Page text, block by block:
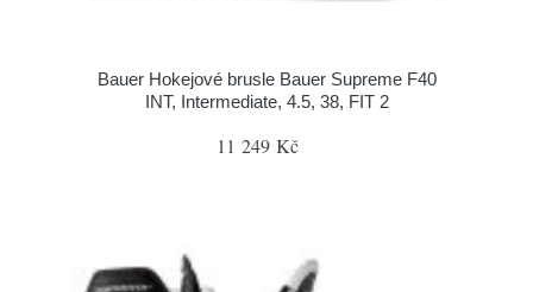
Bauer Hokejové brusle Bauer Supreme F40
INT, Intermediate, 4.5, 38, FIT 2
11 249 Kč